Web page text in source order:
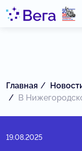
Главная
В
19.08.2025